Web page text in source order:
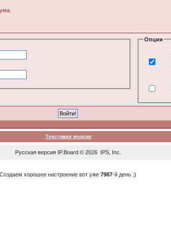
Опции
Текстовая версия
Русская версия IP.Board© 2026 IPS, Inc
Создаем хорошее настроение вот уже7987-й день :)